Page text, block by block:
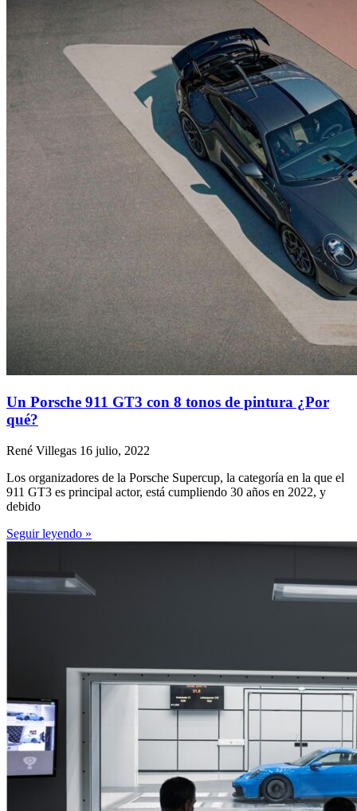
Un Porsche 911 GT3 con 8 tonos de pintura ¿Por
qué?
René Villegas 16 julio, 2022
Los organizadores de la Porsche Supercup, la categoría en la que el
911 GT3 es principal actor, está cumpliendo 30 años en 2022, y
debido
Seguir leyendo »